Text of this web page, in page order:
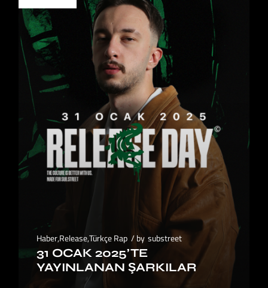
Haber,Release,Türkçe Rap by substreet
31 OCAK 2025’TE
YAYINLANAN ŞARKILAR